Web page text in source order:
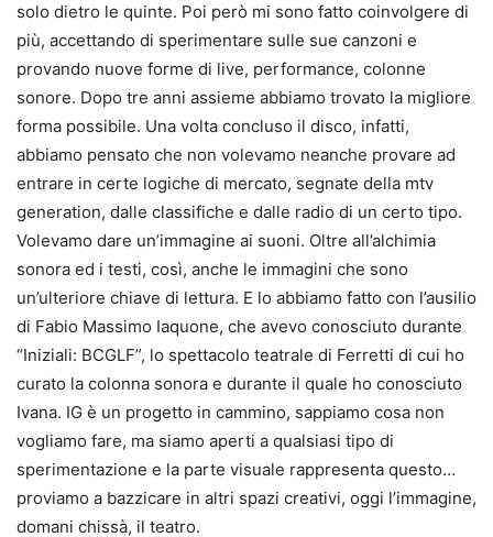
solo dietro le quinte. Poi però mi sono fatto coinvolgere di
più, accettando di sperimentare sulle sue canzoni e
provando nuove forme di live, performance, colonne
sonore. Dopo tre anni assieme abbiamo trovato la migliore
forma possibile. Una volta concluso il disco, infatti,
abbiamo pensato che non volevamo neanche provare ad
entrare in certe logiche di mercato, segnate della mtv
generation, dalle classifiche e dalle radio di un certo tipo.
Volevamo dare un’immagine ai suoni. Oltre all’alchimia
sonora ed i testi, così, anche le immagini che sono
un’ulteriore chiave di lettura. E lo abbiamo fatto con l’ausilio
di Fabio Massimo Iaquone, che avevo conosciuto durante
“Iniziali: BCGLF”, lo spettacolo teatrale di Ferretti di cui ho
curato la colonna sonora e durante il quale ho conosciuto
Ivana. IG è un progetto in cammino, sappiamo cosa non
vogliamo fare, ma siamo aperti a qualsiasi tipo di
sperimentazione e la parte visuale rappresenta questo…
proviamo a bazzicare in altri spazi creativi, oggi l’immagine,
domani chissà, il teatro.